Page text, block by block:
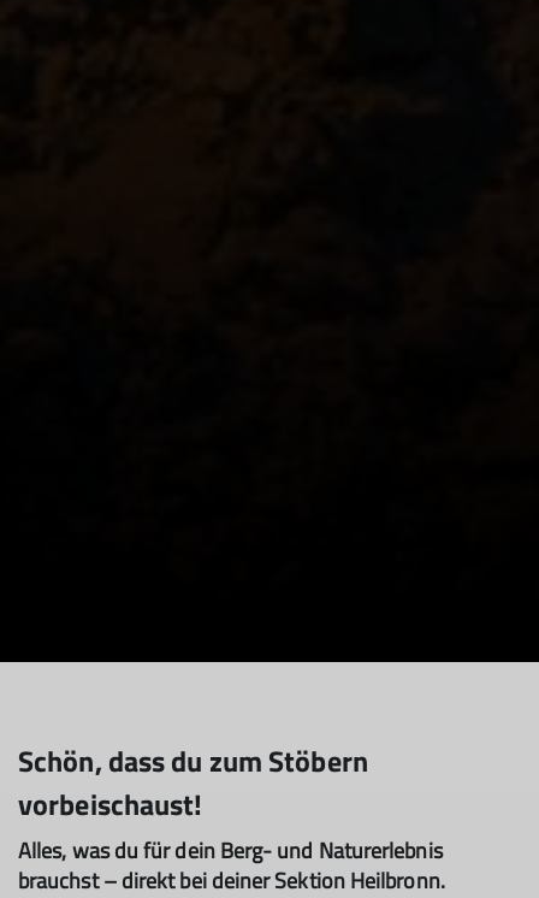
Schön, dass du zum Stöbern
vorbeischaust!
Alles, was du für dein Berg- und Naturerlebnis
brauchst – direkt bei deiner Sektion Heilbronn.